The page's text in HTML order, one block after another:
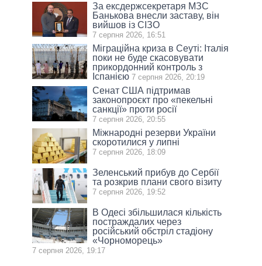
За ексдержсекретаря МЗС
Банькова внесли заставу, він
вийшов із СІЗО
7 серпня 2026, 16:51
Міграційна криза в Сеуті: Італія
поки не буде скасовувати
прикордонний контроль з
Іспанією 7 серпня 2026, 20:19
Сенат США підтримав
законопроєкт про «пекельні
санкції» проти росії
7 серпня 2026, 20:55
Міжнародні резерви України
скоротилися у липні
7 серпня 2026, 18:09
Зеленський прибув до Сербії
та розкрив плани свого візиту
7 серпня 2026, 19:52
В Одесі збільшилася кількість
постраждалих через
російський обстріл стадіону
«Чорноморець»
7 серпня 2026, 19:17